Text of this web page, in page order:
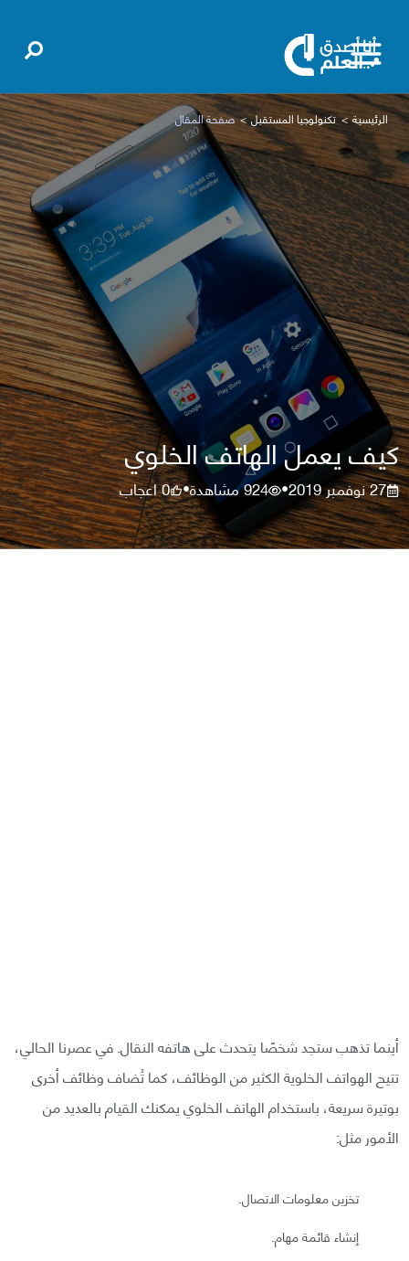
الرئيسية تكنولوجيا المستقبل صفحة المقال
كيف يعمل الهاتف الخلوي
27 نوفمبر 2019 •
924مشاهدة•
0اعجاب
أينما تذهب ستجد شخصًا يتحدث على هاتفه النقال. في عصرنا الحالي،
تتيح الهواتف الخلوية الكثير من الوظائف، كما تُضاف وظائف أخرى
بوتيرة سريعة، باستخدام الهاتف الخلوي يمكنك القيام بالعديد من
الأمور مثل:
تخزين معلومات الاتصال.
إنشاء قائمة مهام.